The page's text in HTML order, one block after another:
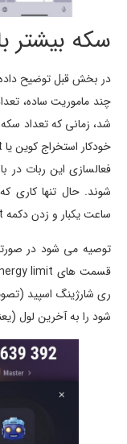
سکه بیشتر
در بخش قبل توضیح
چند ماموریت ساده،
فعالسازی این ربات در
ساعت یکبار و زدن دکمه Get it! (تصویر 3) است.
توصیه می شود در
شود را به آخرین لول (یعنی 5) ارتقا